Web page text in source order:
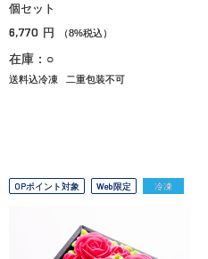
個セット
6,770 円 （8%税込）
在庫：○
送料込冷凍 二重包装不可
OPポイント対象 Web限定 冷凍